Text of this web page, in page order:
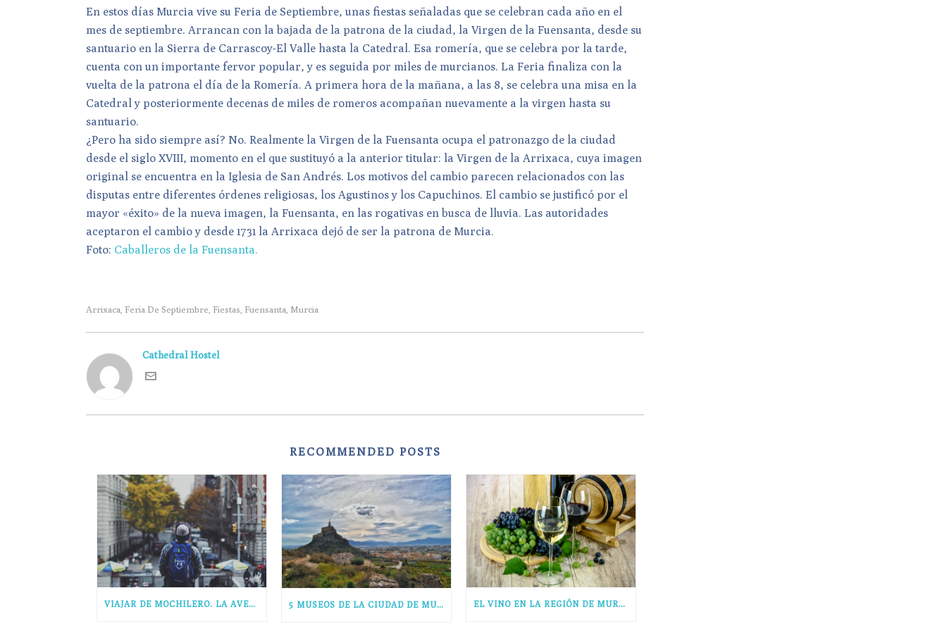
En estos días Murcia vive su Feria de Septiembre, unas fiestas señaladas que se celebran cada año en el
mes de septiembre. Arrancan con la bajada de la patrona de la ciudad, la Virgen de la Fuensanta, desde su
santuario en la Sierra de Carrascoy-El Valle hasta la Catedral. Esa romería, que se celebra por la tarde,
cuenta con un importante fervor popular, y es seguida por miles de murcianos. La Feria finaliza con la
vuelta de la patrona el día de la Romería. A primera hora de la mañana, a las 8, se celebra una misa en la
Catedral y posteriormente decenas de miles de romeros acompañan nuevamente a la virgen hasta su
santuario.
¿Pero ha sido siempre así? No. Realmente la Virgen de la Fuensanta ocupa el patronazgo de la ciudad
desde el siglo XVIII, momento en el que sustituyó a la anterior titular: la Virgen de la Arrixaca, cuya imagen
original se encuentra en la Iglesia de San Andrés. Los motivos del cambio parecen relacionados con las
disputas entre diferentes órdenes religiosas, los Agustinos y los Capuchinos. El cambio se justificó por el
mayor «éxito» de la nueva imagen, la Fuensanta, en las rogativas en busca de lluvia. Las autoridades
aceptaron el cambio y desde 1731 la Arrixaca dejó de ser la patrona de Murcia.
Foto: Caballeros de la Fuensanta.
Arrixaca, Feria De Septiembre, Fiestas, Fuensanta, Murcia
Cathedral Hostel
RECOMMENDED POSTS
VIAJAR DE MOCHILERO. LA AVENTURA DE TUS SUEÑOS. 5 MUSEOS DE LA CIUDAD DE MURCIA IMPRESCINDIBLES EN TU VISITA EL VINO EN LA REGIÓN DE MURCIA